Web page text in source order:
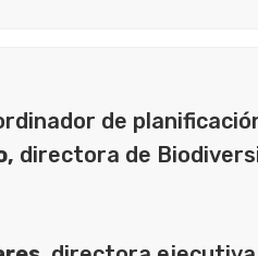
de
directora de